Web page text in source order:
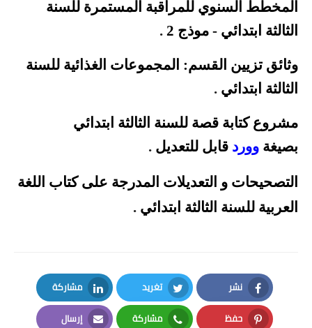
المخطط السنوي للمراقبة المستمرة للسنة
الثالثة ابتدائي - موذج 2 .
وثائق تزيين القسم: المجموعات الغذائية للسنة
الثالثة ابتدائي .
مشروع كتابة قصة للسنة الثالثة ابتدائي
بصيغة وورد قابل للتعديل .
التصحيحات و التعديلات المدرجة على كتاب اللغة
العربية للسنة الثالثة ابتدائي .
نشر
Facebook
تغريد
Twitter
مشاركة
LinkedIn
حفظ مشاركة إرسال